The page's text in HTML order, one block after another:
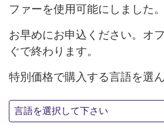
ファーを使用可能にしました。
お早めにお申込ください。オ
ぐで終わります。
特別価格で購入する言語を選
言語を選択して下さい